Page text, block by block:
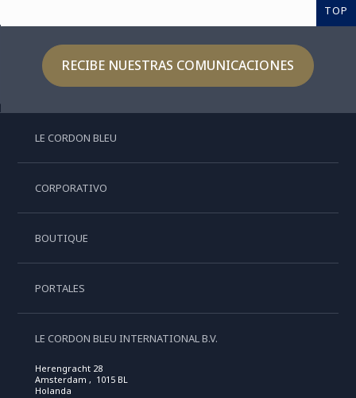
TOP
RECIBE NUESTRAS COMUNICACIONES
LE CORDON BLEU
CORPORATIVO
BOUTIQUE
PORTALES
LE CORDON BLEU INTERNATIONAL B.V.
Herengracht 28
Amsterdam , 1015 BL
Holanda